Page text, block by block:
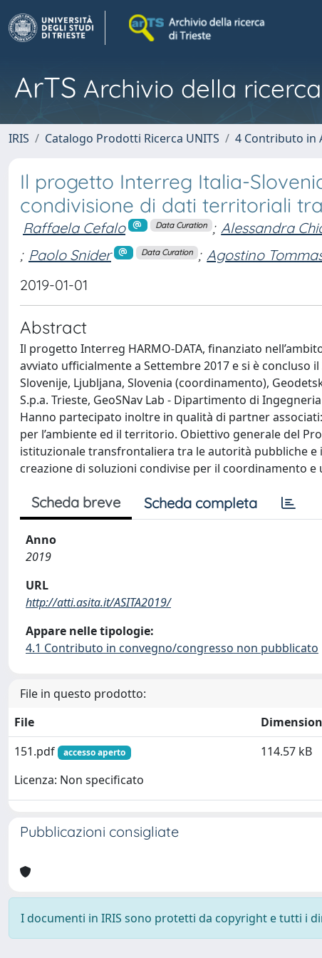
ArTS Archivio della
IRIS Catalogo Prodotti Ricerca UNITS 4 Contributo in
Il progetto Interreg Italia-
condivisione di dati territoriali
Raffaela Cefalo Data Curation ; Alessandra
; Paolo Snider Data Curation ; Agostino
2019-01-01
Abstract
Il progetto Interreg HARMO-DATA, finanziato
avviato ufficialmente a Settembre 2017 e si è
Slovenije, Ljubljana, Slovenia (coordinamento),
S.p.a. Trieste, GeoSNav Lab - Dipartimento di
Hanno partecipato inoltre in qualità di partner
per l’ambiente ed il territorio. Obiettivo generale del
istituzionale transfrontaliera tra le autorità pubbliche
creazione di soluzioni condivise per il coordinamento e
Scheda breve Scheda completa
Anno
2019
URL
http://atti.asita.it/ASITA2019/
Appare nelle tipologie:
4.1 Contributo in convegno/congresso non pubblicato
File in questo prodotto:
File
151.pdf
accesso aperto
Licenza: Non specificato
114.57 kB
Pubblicazioni consigliate
I documenti in IRIS sono protetti da copyright e tutti i